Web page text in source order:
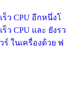
ว CPU อีกหนึ่งโ
ว CPU และ ยังรว
ในเครื่องด้วย ฟ